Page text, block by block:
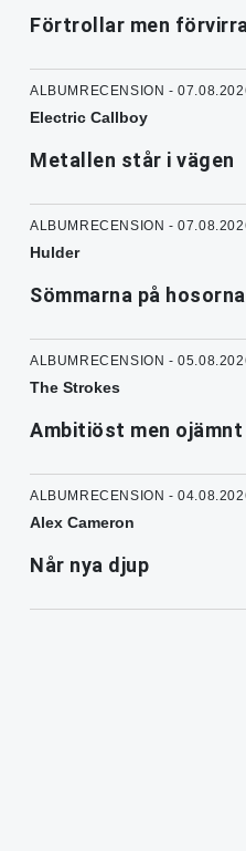
Förtrollar men
ALBUMRECENSION -
Electric Callboy
Metallen står i vägen
ALBUMRECENSION -
Hulder
Sömmarna på
ALBUMRECENSION -
The Strokes
Ambitiöst men ojämnt
ALBUMRECENSION -
Alex Cameron
Når nya djup